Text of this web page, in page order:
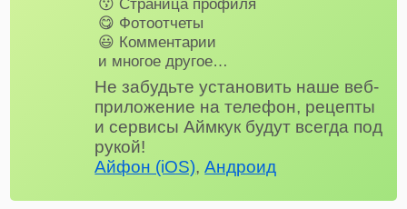
😗 Страница профиля
😋 Фотоотчеты
😃 Комментарии
и многое другое…
Не забудьте установить наше веб-
приложение на телефон, рецепты
и сервисы Аймкук будут всегда под
рукой!
Айфон (iOS),Андроид